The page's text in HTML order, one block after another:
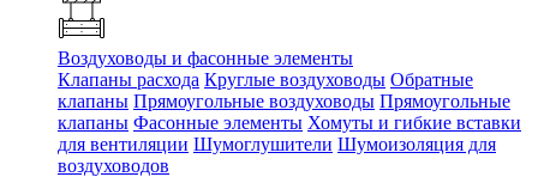
Воздуховоды и фасонные элементы
Клапаны расхода Круглые воздуховоды Обратные
клапаны Прямоугольные воздуховоды Прямоугольные
клапаны Фасонные элементы Хомуты и гибкие вставки
для вентиляции Шумоглушители Шумоизоляция для
воздуховодов